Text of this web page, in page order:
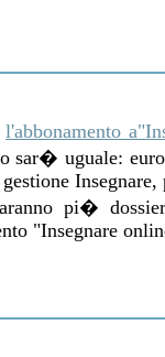
l'abbonamento
sar� uguale:
pi�
"Insegnare